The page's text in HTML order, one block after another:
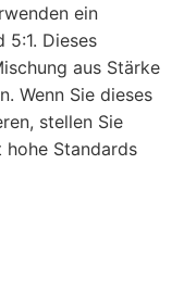
ein
5:1. Dieses
aus Stärke
Wenn Sie dieses
stellen Sie
hohe Standards